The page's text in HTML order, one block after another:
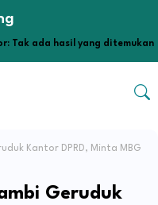
Tak ada hasil yang ditemukan
Kantor DPRD, Minta MBG
Geruduk